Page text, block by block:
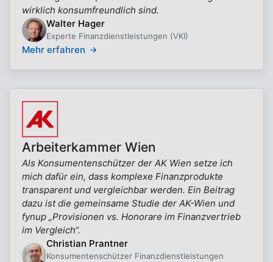
wirklich konsumfreundlich sind.
Walter Hager
Experte Finanzdienstleistungen (VKI)
Mehr erfahren
Arbeiterkammer Wien
Als Konsumentenschützer der AK Wien setze ich
mich dafür ein, dass komplexe Finanzprodukte
transparent und vergleichbar werden. Ein Beitrag
dazu ist die gemeinsame Studie der AK-Wien und
fynup „Provisionen vs. Honorare im Finanzvertrieb
im Vergleich“.
Christian Prantner
Konsumentenschützer Finanzdienstleistungen